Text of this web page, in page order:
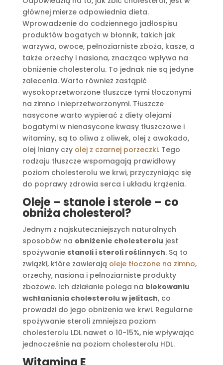
głównej mierze odpowiednia dieta.
Wprowadzenie do codziennego jadłospisu
produktów bogatych w błonnik, takich jak
warzywa, owoce, pełnoziarniste zboża, kasze, a
także orzechy i nasiona, znacząco wpływa na
obniżenie cholesterolu. To jednak nie są jedyne
zalecenia. Warto również zastąpić
wysokoprzetworzone tłuszcze tymi tłoczonymi
na zimno i nieprzetworzonymi. Tłuszcze
nasycone warto wypierać z diety olejami
bogatymi w nienasycone kwasy tłuszczowe i
witaminy, są to oliwa z oliwek, olej z awokado,
olej lniany czy olej z czarnej porzeczki. Tego
rodzaju tłuszcze wspomagają prawidłowy
poziom cholesterolu we krwi, przyczyniając się
do poprawy zdrowia serca i układu krążenia.
Oleje – stanole i sterole – co
obniża cholesterol?
Jednym z najskuteczniejszych naturalnych
sposobów na obniżenie cholesterolu jest
spożywanie stanoli i steroli roślinnych. Są to
związki, które zawierają oleje tłoczone na zimno,
orzechy, nasiona i pełnoziarniste produkty
zbożowe. Ich działanie polega na blokowaniu
wchłaniania cholesterolu w jelitach, co
prowadzi do jego obniżenia we krwi. Regularne
spożywanie steroli zmniejsza poziom
cholesterolu LDL nawet o 10-15%, nie wpływając
jednocześnie na poziom cholesterolu HDL.